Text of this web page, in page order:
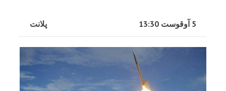
پلانت 5 آوقوست 13:30